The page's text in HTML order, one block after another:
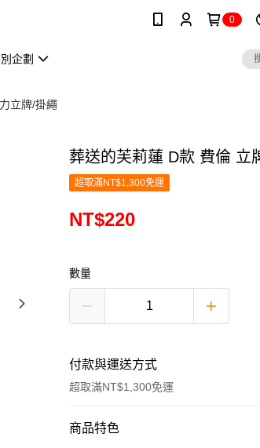
0
企劃
立牌/掛繩
葬送的芙莉蓮 D款 費倫 立
超取滿NT$1,300免運
NT$220
數量
付款與運送方式
超取滿NT$1,300免運
付款方式
商品特色